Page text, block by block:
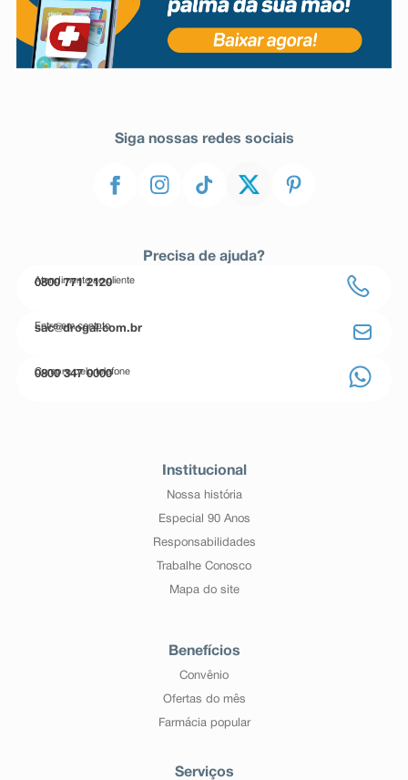
Siga nossas redes sociais
Precisa de ajuda?
Atendimento ao cliente
0800 771 2120
Entre em contato
sac@drogal.com.br
Compre pelo telefone
0800 347 0000
Institucional
Nossa história
Especial 90 Anos
Responsabilidades
Trabalhe Conosco
Mapa do site
Benefícios
Convênio
Ofertas do mês
Farmácia popular
Serviços